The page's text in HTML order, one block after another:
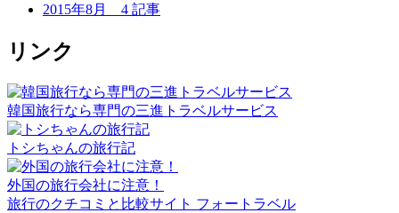
2015年8月 4 記事
リンク
韓国旅行なら専門の三進トラベルサービス
トシちゃんの旅行記
外国の旅行会社に注意！
旅行のクチコミと比較サイト フォートラベル